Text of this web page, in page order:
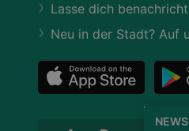
Lasse dich
Neu in der Stadt? Auf